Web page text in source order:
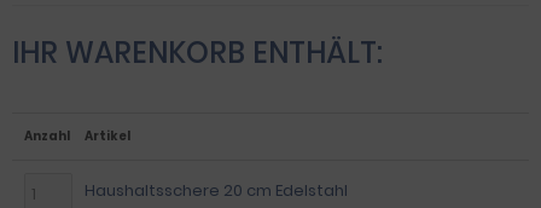
IHR WARENKORB ENTHÄLT:
Anzahl Artikel
Haushaltsschere 20 cm Edelstahl